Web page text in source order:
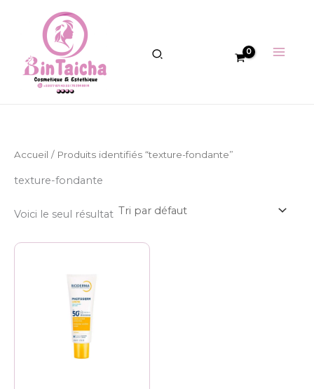
Accueil / Produits identifiés “texture-fondante”
texture-fondante
Voici le seul résultat